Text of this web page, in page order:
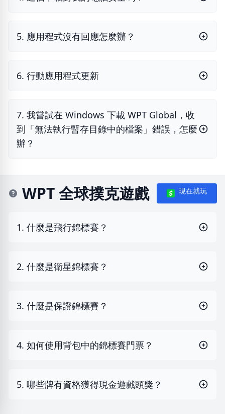
5. 應用程式沒有回應怎麼辦？
6. 行動應用程式更新
7. 我嘗試在 Windows 下載 WPT Global，收
到「無法執行暫存目錄中的檔案」錯誤，怎麼
辦？
WPT 全球撲克遊戲 現在就玩
1. 什麼是飛行錦標賽？
2. 什麼是衛星錦標賽？
3. 什麼是保證錦標賽？
4. 如何使用背包中的錦標賽門票？
5. 哪些牌有資格獲得現金遊戲頭獎？